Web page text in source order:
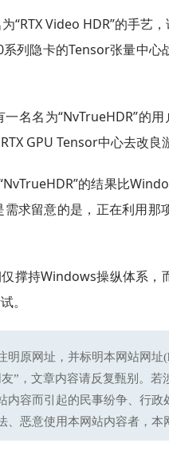
“RTX Video HDR”的手艺
列隐卡的Tensor张量中
名名为“NvTrueHDR”的
GPU Tensor中心去改
的结果比
求留意的是，正在利用
仅撑持Windows操纵体系
。
原网址，并标明本网站网址
”，文章内容请反复甄别。若
内容而引起的民事纷争、行政
、恶意使用本网站内容者，本